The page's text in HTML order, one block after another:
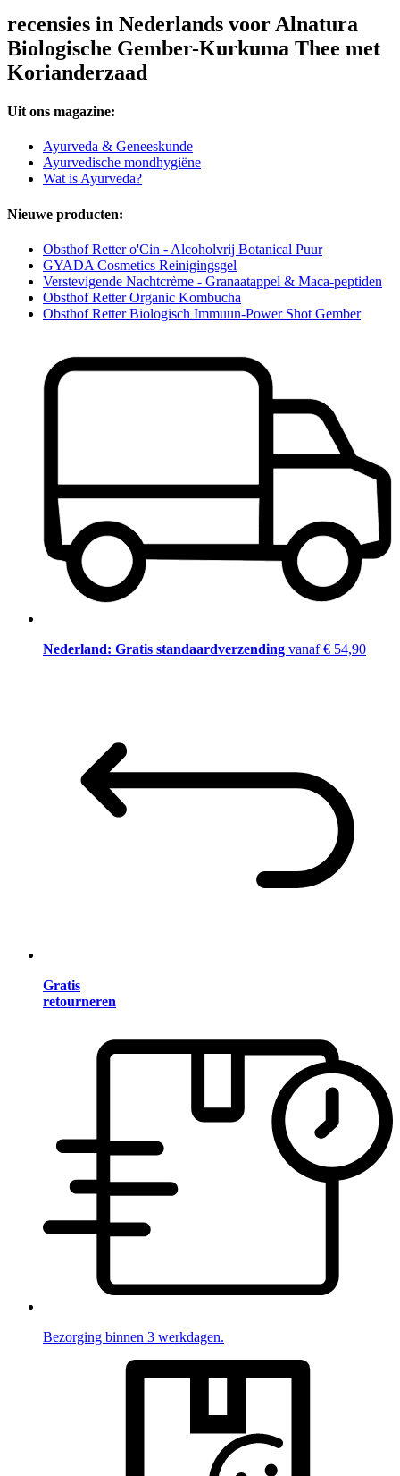
recensies in Nederlands voor Alnatura
Biologische Gember-Kurkuma Thee met
Korianderzaad
Uit ons magazine:
Ayurveda & Geneeskunde
Ayurvedische mondhygiëne
Wat is Ayurveda?
Nieuwe producten:
Obsthof Retter o'Cin - Alcoholvrij Botanical Puur
GYADA Cosmetics Reinigingsgel
Verstevigende Nachtcrème - Granaatappel & Maca-peptiden
Obsthof Retter Organic Kombucha
Obsthof Retter Biologisch Immuun-Power Shot Gember
Nederland: Gratis standaardverzending vanaf € 54,90
Gratis
retourneren
Bezorging binnen 3 werkdagen.